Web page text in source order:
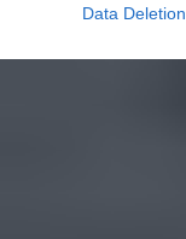
Data Deletion